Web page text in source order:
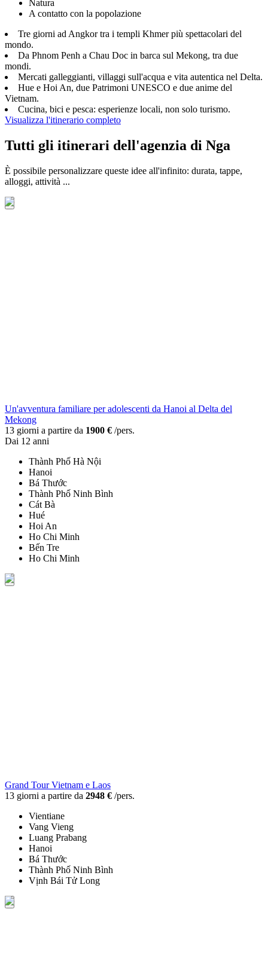
Natura
A contatto con la popolazione
Tre giorni ad Angkor tra i templi Khmer più spettacolari del
mondo.
Da Phnom Penh a Chau Doc in barca sul Mekong, tra due
mondi.
Mercati galleggianti, villaggi sull'acqua e vita autentica nel Delta.
Hue e Hoi An, due Patrimoni UNESCO e due anime del
Vietnam.
Cucina, bici e pesca: esperienze locali, non solo turismo.
Visualizza l'itinerario completo
Tutti gli itinerari dell'agenzia di Nga
È possibile personalizzare queste idee all'infinito: durata, tappe,
alloggi, attività ...
Un'avventura familiare per adolescenti da Hanoi al Delta del
Mekong
13 giorni a partire da 1900 € /pers.
Dai 12 anni
Thành Phố Hà Nội
Hanoi
Bá Thước
Thành Phố Ninh Bình
Cát Bà
Hué
Hoi An
Ho Chi Minh
Bến Tre
Ho Chi Minh
Grand Tour Vietnam e Laos
13 giorni a partire da 2948 € /pers.
Vientiane
Vang Vieng
Luang Prabang
Hanoi
Bá Thước
Thành Phố Ninh Bình
Vịnh Bái Tử Long